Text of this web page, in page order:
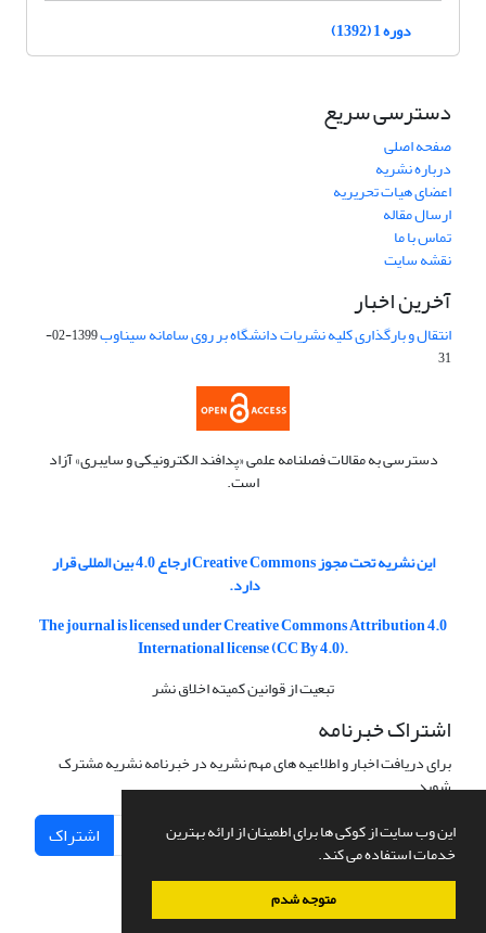
این وب سایت از کوکی ها برای اطمینان از ارائه بهترین
خدمات استفاده می کند.
متوجه شدم
دوره 1 (1392)
دسترسی سریع
صفحه اصلی
درباره نشریه
اعضای هیات تحریریه
ارسال مقاله
تماس با ما
نقشه سایت
آخرین اخبار
انتقال و بارگذاری کلیه نشریات دانشگاه بر روی سامانه سیناوب
1399-02-
31
دسترسی به مقالات فصلنامه علمی «پدافند الکترونیکی و سایبری» آزاد
است.
این نشریه تحت مجوز Creative Commons ارجاع 4.0 بین المللی قرار
دارد.
The journal is licensed under Creative Commons Attribution 4.0
International license (CC By 4.0).
تبعیت از قوانین کمیته اخلاق نشر
اشتراک خبرنامه
برای دریافت اخبار و اطلاعیه های مهم نشریه در خبرنامه نشریه مشترک
شوید.
اشتراک